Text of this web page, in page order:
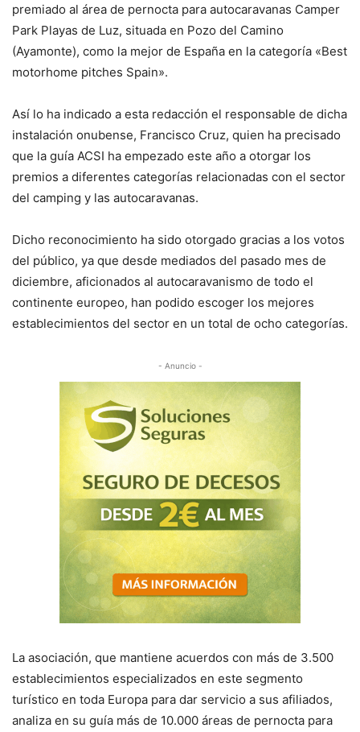
premiado al área de pernocta para autocaravanas Camper
Park Playas de Luz, situada en Pozo del Camino
(Ayamonte), como la mejor de España en la categoría «Best
motorhome pitches Spain».
Así lo ha indicado a esta redacción el responsable de dicha
instalación onubense, Francisco Cruz, quien ha precisado
que la guía ACSI ha empezado este año a otorgar los
premios a diferentes categorías relacionadas con el sector
del camping y las autocaravanas.
Dicho reconocimiento ha sido otorgado gracias a los votos
del público, ya que desde mediados del pasado mes de
diciembre, aficionados al autocaravanismo de todo el
continente europeo, han podido escoger los mejores
establecimientos del sector en un total de ocho categorías.
- Anuncio -
La asociación, que mantiene acuerdos con más de 3.500
establecimientos especializados en este segmento
turístico en toda Europa para dar servicio a sus afiliados,
analiza en su guía más de 10.000 áreas de pernocta para